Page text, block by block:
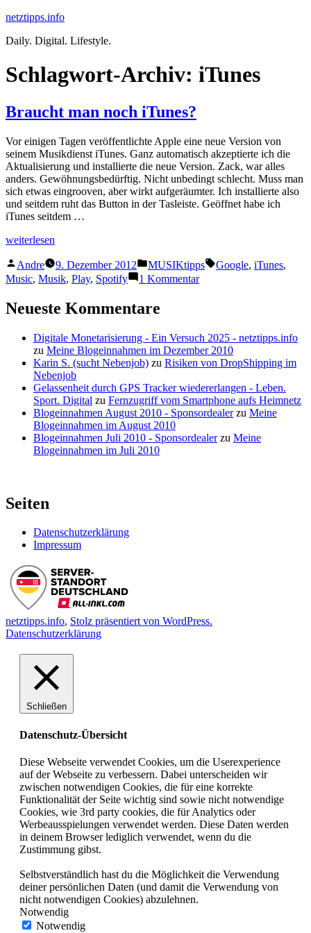
Zum
springen
netztipps.info
Daily. Digital. Lifestyle.
Schlagwort-Archiv: iTunes
Braucht man noch iTunes?
Vor einigen Tagen veröffentlichte Apple eine neue Version von
seinem Musikdienst iTunes. Ganz automatisch akzeptierte ich die
Aktualisierung und installierte die neue Version. Zack, war alles
anders. Gewöhnungsbedürftig. Nicht unbedingt schlecht. Muss man
sich etwas eingrooven, aber wirkt aufgeräumter. Ich installierte also
und seitdem ruht das Button in der Tasleiste. Geöffnet habe ich
iTunes seitdem …
„Braucht
noch
iTunes?“
weiterlesen
Veröffentlicht
von
Andre 9. Dezember 2012
Veröffentlicht
unter
MUSIKtipps Schlagwörter:
Google, iTunes,
Music, Musik, Play, Spotify 1 Kommentarzu
Neueste Kommentare
Digitale Monetarisierung - Ein Versuch 2025 - netztipps.info
zu Meine Blogeinnahmen im Dezember 2010
Karin S. (sucht Nebenjob) zu Risiken von DropShipping im
Nebenjob
Gelassenheit durch GPS Tracker wiedererlangen - Leben.
Sport. Digital zu Fernzugriff vom Smartphone aufs Heimnetz
Blogeinnahmen August 2010 - Sponsordealerzu Meine
Blogeinnahmen im August 2010
Blogeinnahmen Juli 2010 - Sponsordealerzu Meine
Blogeinnahmen im Juli 2010
Seiten
Datenschutzerklärung
Impressum
netztipps.info, Stolz präsentiert von WordPress.
Datenschutzerklärung
Schließen
Datenschutz-Übersicht
Diese Webseite verwendet Cookies, um die Userexperience
auf der Webseite zu verbessern. Dabei unterscheiden wir
zwischen notwendigen Cookies, die für eine korrekte
Funktionalität der Seite wichtig sind sowie nicht notwendige
Cookies, wie 3rd party cookies, die für Analytics oder
Werbeausspielungen verwendet werden. Diese Daten werden
in deinem Browser lediglich verwendet, wenn du die
Zustimmung gibst.
Selbstverständlich hast du die Möglichkeit die Verwendung
deiner persönlichen Daten (und damit die Verwendung von
nicht notwendigen Cookies) abzulehnen.
Notwendig
Notwendig